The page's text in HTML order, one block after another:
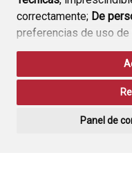
correctamente; De
preferencias de uso de
funcionamiento de la
Si acepta pulsando el
consideramos que
ninguna acción, se
Panel de